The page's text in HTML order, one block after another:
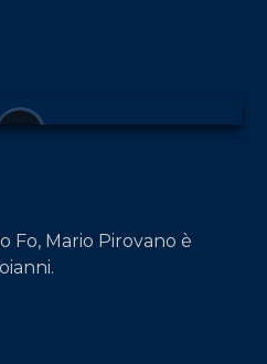
Fo, Mario Pirovano è